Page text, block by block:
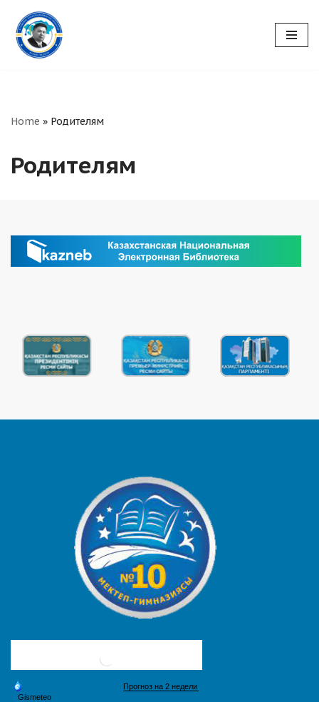
Перейти
Home » Родителям
Родителям